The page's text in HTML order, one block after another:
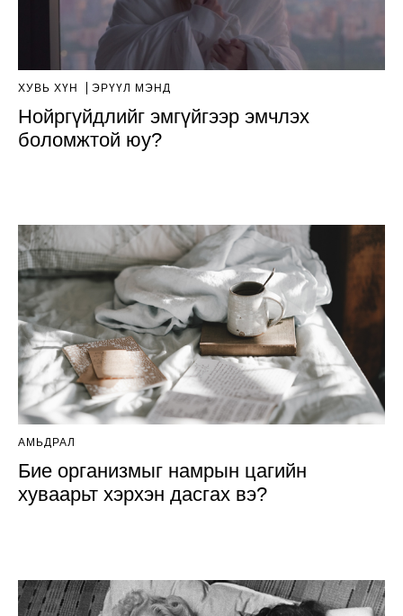
ХУВЬ ХҮН ЭРҮҮЛ МЭНД
Нойргүйдлийг эмгүйгээр эмчлэх
боломжтой юу?
АМЬДРАЛ
Бие организмыг намрын цагийн
хуваарьт хэрхэн дасгах вэ?